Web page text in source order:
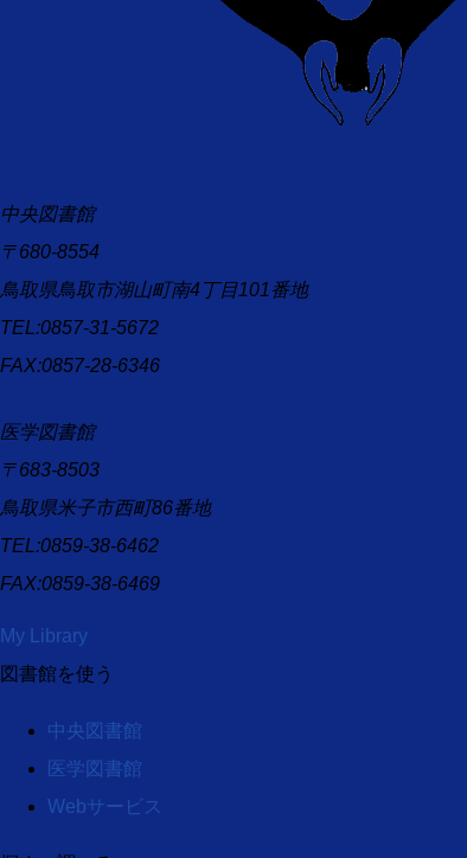
中央図書館
〒680-8554
鳥取県鳥取市湖山町南4丁目101番地
TEL:0857-31-5672
FAX:0857-28-6346
医学図書館
〒683-8503
鳥取県米子市西町86番地
TEL:0859-38-6462
FAX:0859-38-6469
My Library
図書館を使う
中央図書館
医学図書館
Webサービス